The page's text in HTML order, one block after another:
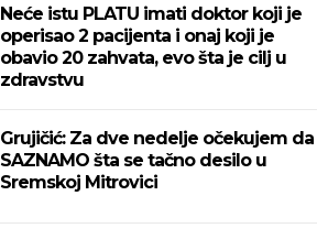
Neće istu PLATU imati doktor koji je
operisao 2 pacijenta i onaj koji je
obavio 20 zahvata, evo šta je cilj u
zdravstvu
Grujičić: Za dve nedelje očekujem da
SAZNAMO šta se tačno desilo u
Sremskoj Mitrovici